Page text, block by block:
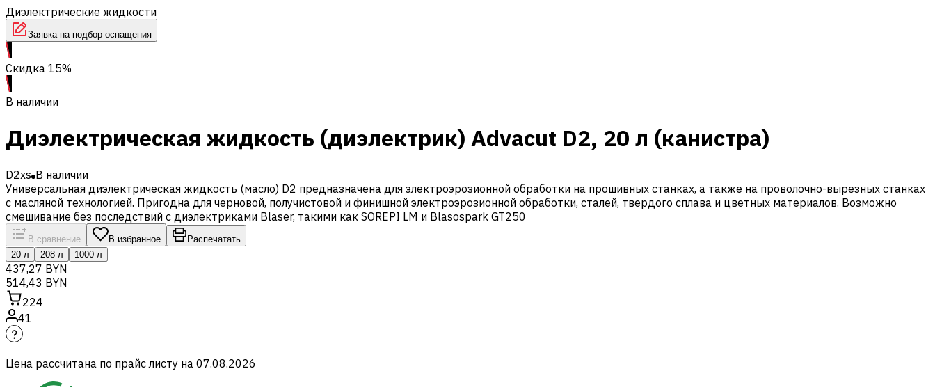
Диэлектрические жидкости
Заявка на подбор оснащения
Скидка 15%
В наличии
Диэлектрическая жидкость (диэлектрик) Advacut D2, 20 л (канистра)
D2xs В наличии
Универсальная диэлектрическая жидкость (масло) D2 предназначена для электроэрозионной обработки на прошивных станках, а также на проволочно-вырезных станках
с масляной технологией. Пригодна для черновой, получистовой и финишной электроэрозионной обработки, сталей, твердого сплава и цветных материалов. Возможно
смешивание без последствий с диэлектриками Blaser, такими как SOREPI LM и Blasospark GT250
В сравнение В избранное
Распечатать
20 л
208 л 1000 л
437,27 BYN
514,43 BYN
224
41
Цена рассчитана по прайс листу на 07.08.2026